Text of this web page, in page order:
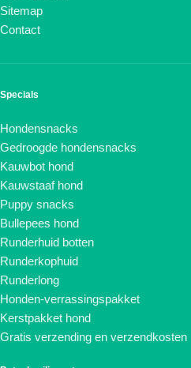
Sitemap
Contact
Specials
Hondensnacks
Gedroogde hondensnacks
Kauwbot hond
Kauwstaaf hond
Puppy snacks
Bullepees hond
Runderhuid botten
Runderkophuid
Runderlong
Honden-verrassingspakket
Kerstpakket hond
Gratis verzending en verzendkosten